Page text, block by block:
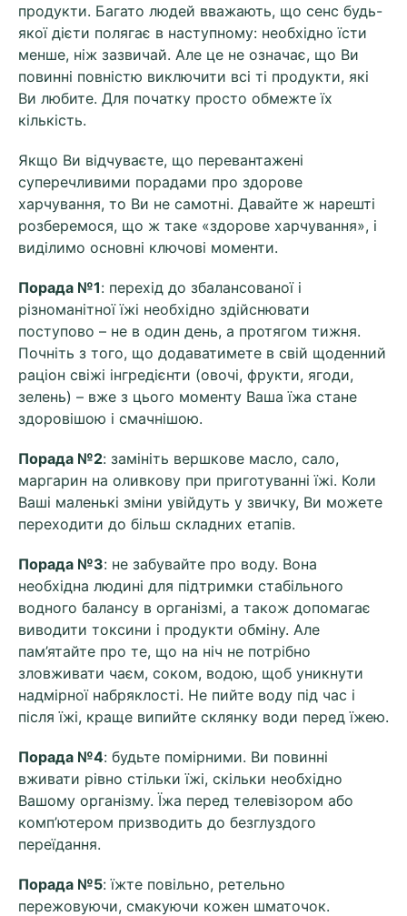
продукти. Багато людей вважають, що сенс будь-
якої дієти полягає в наступному: необхідно їсти
менше, ніж зазвичай. Але це не означає, що Ви
повинні повністю виключити всі ті продукти, які
Ви любите. Для початку просто обмежте їх
кількість.
Якщо Ви відчуваєте, що перевантажені
суперечливими порадами про здорове
харчування, то Ви не самотні. Давайте ж нарешті
розберемося, що ж таке «здорове харчування», і
виділимо основні ключові моменти.
Порада №1: перехід до збалансованої і
різноманітної їжі необхідно здійснювати
поступово – не в один день, а протягом тижня.
Почніть з того, що додаватимете в свій щоденний
раціон свіжі інгредієнти (овочі, фрукти, ягоди,
зелень) – вже з цього моменту Ваша їжа стане
здоровішою і смачнішою.
Порада №2: замініть вершкове масло, сало,
маргарин на оливкову при приготуванні їжі. Коли
Ваші маленькі зміни увійдуть у звичку, Ви можете
переходити до більш складних етапів.
Порада №3: ​​не забувайте про воду. Вона
необхідна людині для підтримки стабільного
водного балансу в організмі, а також допомагає
виводити токсини і продукти обміну. Але
пам’ятайте про те, що на ніч не потрібно
зловживати чаєм, соком, водою, щоб уникнути
надмірної набряклості. Не пийте воду під час і
після їжі, краще випийте склянку води перед їжею.
Порада №4: будьте помірними. Ви повинні
вживати рівно стільки їжі, скільки необхідно
Вашому організму. Їжа перед телевізором або
комп’ютером призводить до безглуздого
переїдання.
Порада №5: їжте повільно, ретельно
пережовуючи, смакуючи кожен шматочок.